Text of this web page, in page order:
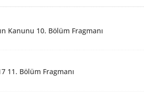
Kanunu 10. Bölüm Fragmanı
11. Bölüm Fragmanı